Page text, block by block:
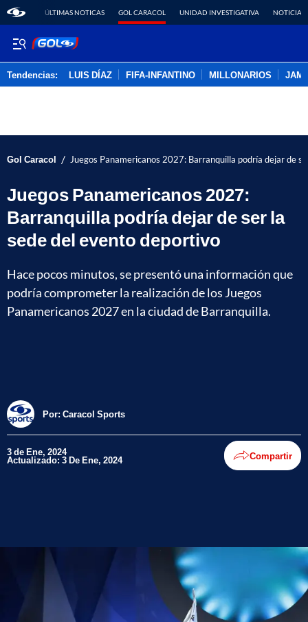
ÚLTIMAS NOTICAS GOL CARACOL UNIDAD INVESTIGATIVA NOTICIAS
Tendencias: LUIS DÍAZ FIFA-INFANTINO MILLONARIOS
Gol Caracol / Juegos Panamericanos 2027: Barranquilla podría dejar de
Juegos Panamericanos 2027:
Barranquilla podría dejar de ser la
sede del evento deportivo
Hace pocos minutos, se presentó una información que
podría comprometer la realización de los Juegos
Panamericanos 2027 en la ciudad de Barranquilla.
Por: Caracol Sports
3 de Ene, 2024
Actualizado: 3 De Ene, 2024 Compartir